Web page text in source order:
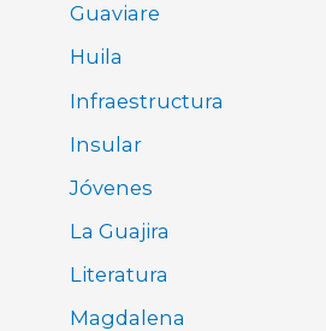
Guaviare
Huila
Infraestructura
Insular
Jóvenes
La Guajira
Literatura
Magdalena